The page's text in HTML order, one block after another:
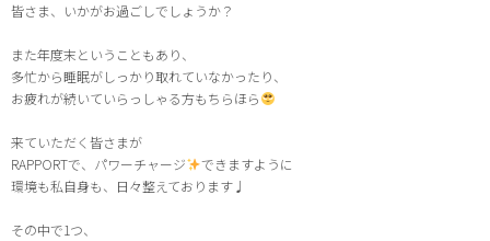
皆さま、いかがお過ごしでしょうか？
また年度末ということもあり、
多忙から睡眠がしっかり取れていなかったり、
お疲れが続いていらっしゃる方もちらほら
来ていただく皆さまが
RAPPORTで、パワーチャージ
できますように
環境も私自身も、日々整えております♩
その中で1つ、